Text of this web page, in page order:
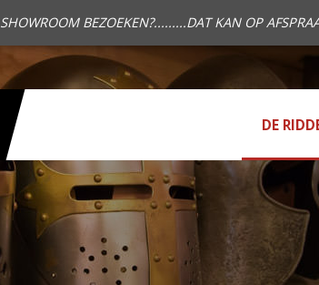
SHOWROOM BEZOEKEN?.........DAT KAN OP
DE